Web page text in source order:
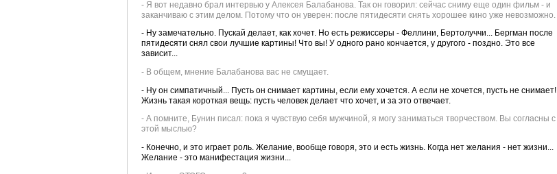
- Я вот недавно брал интервью у Алексея Балабанова. Так он говорил: сейчас сниму еще один фильм - и
заканчиваю с этим делом. Потому что он уверен: после пятидесяти снять хорошее кино уже невозможно.
- Ну замечательно. Пускай делает, как хочет. Но есть режиссеры - Феллини, Бертолуччи... Бергман после
пятидесяти снял свои лучшие картины! Что вы! У одного рано кончается, у другого - поздно. Это все
зависит...
- В общем, мнение Балабанова вас не смущает.
- Ну он симпатичный... Пусть он снимает картины, если ему хочется. А если не хочется, пусть не снимает!
Жизнь такая короткая вещь: пусть человек делает что хочет, и за это отвечает.
- А помните, Бунин писал: пока я чувствую себя мужчиной, я могу заниматься творчеством. Вы согласны с
этой мыслью?
- Конечно, и это играет роль. Желание, вообще говоря, это и есть жизнь. Когда нет желания - нет жизни...
Желание - это манифестация жизни...